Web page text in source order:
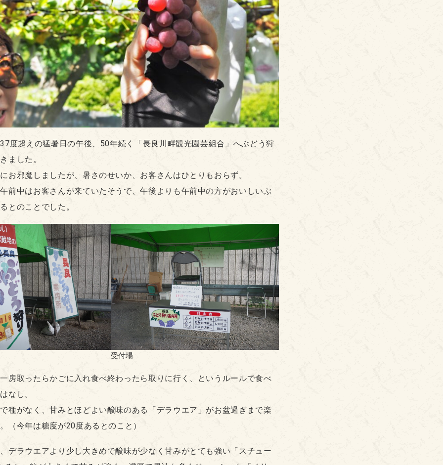
度超えの猛暑日の午後、50年続く「長良川畔観光園芸組合」へぶどう狩
ました。
お邪魔しましたが、暑さのせいか、お客さんはひとりもおらず。
前中はお客さんが来ていたそうで、午後よりも午前中の方がおいしいぶ
とのことでした。
受付場
房取ったらかごに入れ食べ終わったら取りに行く、というルールで食べ
なし。
種がなく、甘みとほどよい酸味のある「デラウエア」がお盆過ぎまで楽
（今年は糖度が20度あるとのこと）
デラウエアより少し大きめで酸味が少なく甘みがとても強い「スチュー